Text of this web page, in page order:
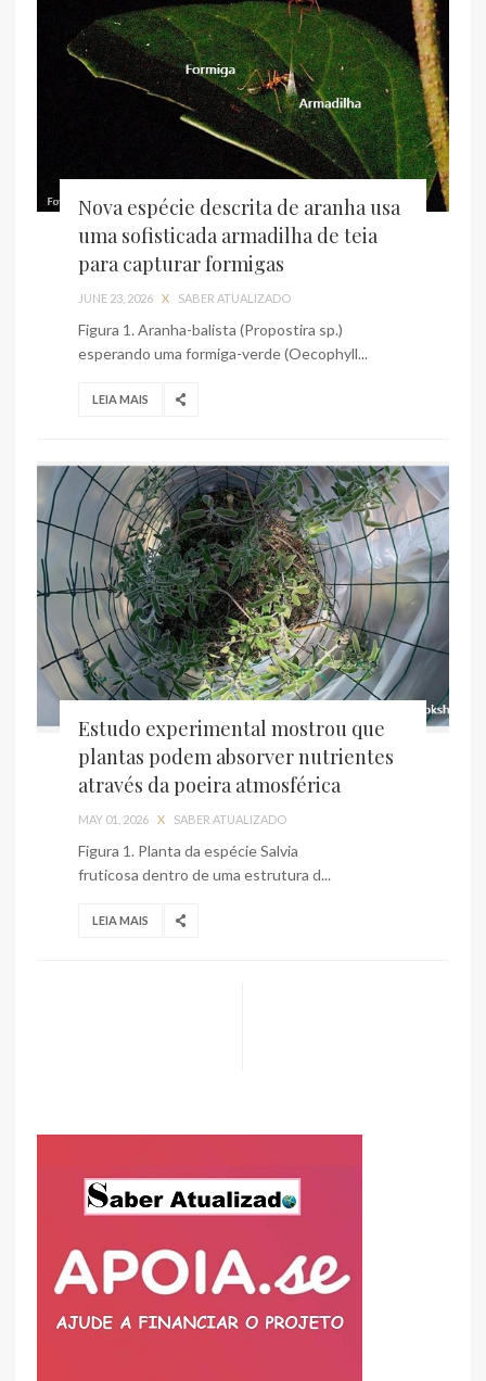
Nova espécie descrita de aranha usa
uma sofisticada armadilha de teia
para capturar formigas
JUNE 23, 2026 X SABER ATUALIZADO
Figura 1. Aranha-balista (Propostira sp.)
esperando uma formiga-verde (Oecophyll...
LEIA MAIS
Estudo experimental mostrou que
plantas podem absorver nutrientes
através da poeira atmosférica
MAY 01, 2026 X SABER ATUALIZADO
Figura 1. Planta da espécie Salvia
fruticosa dentro de uma estrutura d...
LEIA MAIS